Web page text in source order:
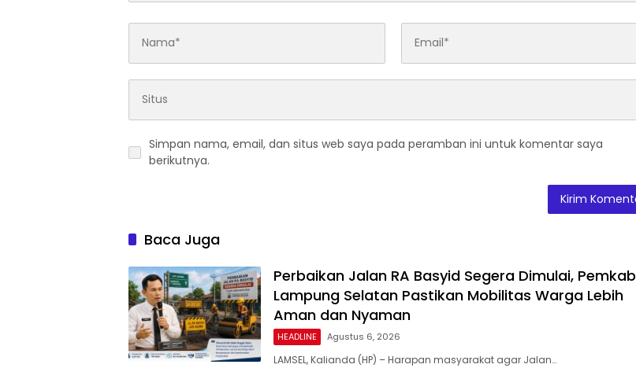
Simpan nama, email, dan situs web saya pada peramban ini untuk komentar saya
berikutnya.
Baca Juga
Perbaikan Jalan RA Basyid Segera Dimulai, Pemkab
Lampung Selatan Pastikan Mobilitas Warga Lebih
Aman dan Nyaman
HEADLINE Agustus 6, 2026
LAMSEL, Kalianda (HP) – Harapan masyarakat agar Jalan…